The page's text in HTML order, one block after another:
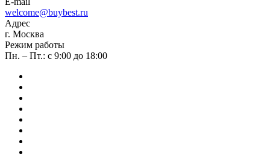
welcome@buybest.ru
Адрес
г. Москва
Режим работы
Пн. – Пт.: с 9:00 до 18:00